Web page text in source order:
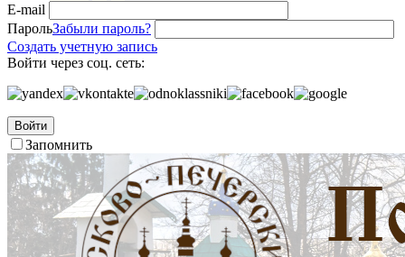
E-mail
ПарольЗабыли пароль?
Создать учетную запись
Войти через соц. сеть:
Войти
Запомнить